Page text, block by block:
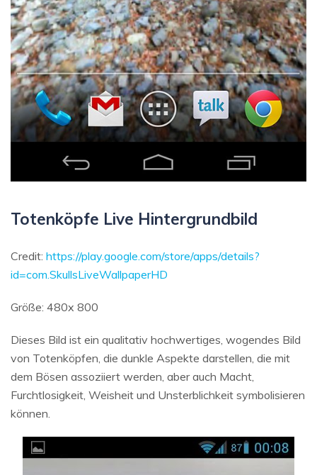
Totenköpfe Live Hintergrundbild
Credit: https://play.google.com/store/apps/details?
id=com.SkullsLiveWallpaperHD
Größe: 480x 800
Dieses Bild ist ein qualitativ hochwertiges, wogendes Bild
von Totenköpfen, die dunkle Aspekte darstellen, die mit
dem Bösen assoziiert werden, aber auch Macht,
Furchtlosigkeit, Weisheit und Unsterblichkeit symbolisieren
können.